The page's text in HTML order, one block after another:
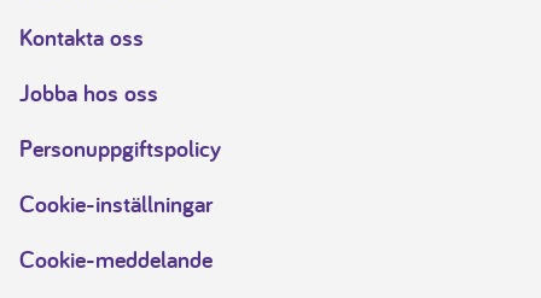
Kontakta oss
Jobba hos oss
Personuppgiftspolicy
Cookie-inställningar
Cookie-meddelande